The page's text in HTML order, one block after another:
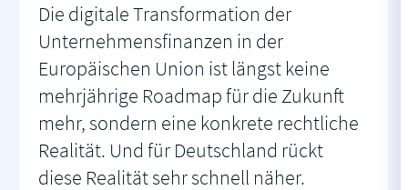
Die digitale Transformation der
Unternehmensfinanzen in der
Europäischen Union ist längst keine
mehrjährige Roadmap für die Zukunft
mehr, sondern eine konkrete rechtliche
Realität. Und für Deutschland rückt
diese Realität sehr schnell näher.